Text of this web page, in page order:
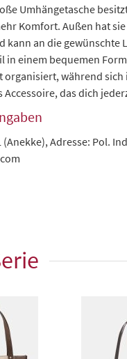
Umhängetasche
Komfort. Außen hat
kann an die gewünschte
in einem bequemen
organisiert, während
Accessoire, das dich
(Anekke), Adresse: Pol.